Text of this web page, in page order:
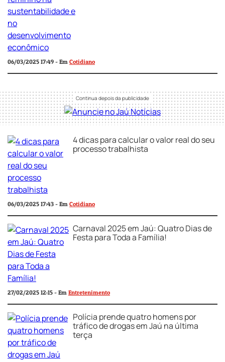
06/03/2025 17:49 - Em Cotidiano
4 dicas para calcular o valor real do seu
processo trabalhista
06/03/2025 17:43 - Em Cotidiano
Carnaval 2025 em Jaú: Quatro Dias de
Festa para Toda a Família!
27/02/2025 12:15 - Em Entretenimento
Polícia prende quatro homens por
tráfico de drogas em Jaú na última
terça